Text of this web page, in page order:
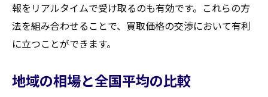
報をリアルタイムで受け取るのも有効です。これらの方
法を組み合わせることで、買取価格の交渉において有利
に立つことができます。
地域の相場と全国平均の比較